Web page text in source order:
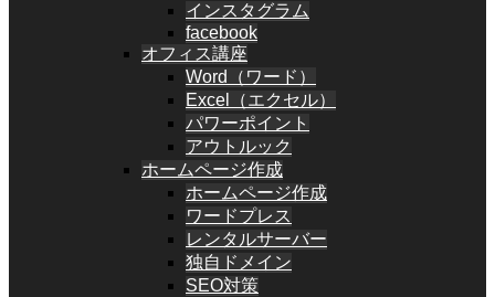
インスタグラム
facebook
オフィス講座
Word（ワード）
Excel（エクセル）
パワーポイント
アウトルック
ホームページ作成
ホームページ作成
ワードプレス
レンタルサーバー
独自ドメイン
SEO対策